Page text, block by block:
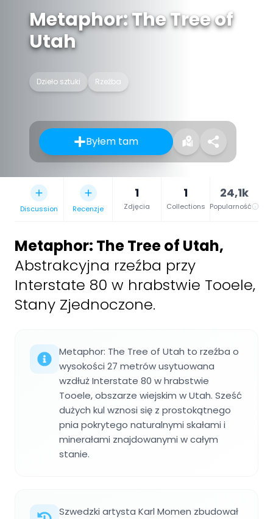
Metaphor: The Tree of
Utah
Dzieło sztuki Rzeźba
Byłem tam
Discussion Recenzje
1
Zdjęcia
1
Collections
24,1k
Popularność
Metaphor: The Tree of Utah,
Abstrakcyjna rzeźba przy
Interstate 80 w hrabstwie Tooele,
Stany Zjednoczone.
Metaphor: The Tree of Utah to rzeźba o
wysokości 27 metrów usytuowana
wzdłuż Interstate 80 w hrabstwie
Tooele, obszarze wiejskim w Utah. Sześć
dużych kul wznosi się z prostokątnego
pnia pokrytego naturalnymi skałami i
minerałami znajdowanymi w całym
stanie.
Szwedzki artysta Karl Momen zbudował